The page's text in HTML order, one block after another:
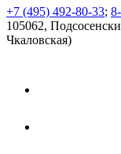
+7 (495) 492-80-33;
105062,
Чкаловская)